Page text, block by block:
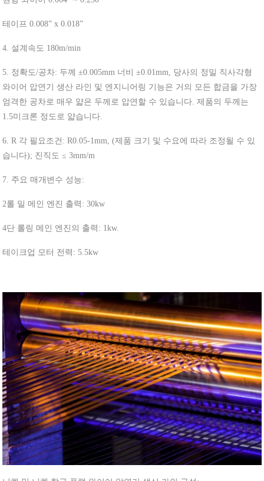
테이프 0.008” x 0.018”
4. 설계속도 180m/min
5. 정확도/공차: 두께 ±0.005mm 너비 ±0.01mm, 당사의 정밀 직사각형
와이어 압연기 생산 라인 및 엔지니어링 기능은 거의 모든 합금을 가장
엄격한 공차로 매우 얇은 두께로 압연할 수 있습니다. 제품의 두께는
1.5미크론 정도로 얇습니다.
6. R 각 필요조건: R0.05-1mm, (제품 크기 및 수요에 따라 조정될 수 있
습니다); 진직도 ≤ 3mm/m
7. 주요 매개변수 성능:
2롤 밀 메인 엔진 출력: 30kw
4단 롤링 메인 엔진의 출력: 1kw.
테이크업 모터 전력: 5.5kw